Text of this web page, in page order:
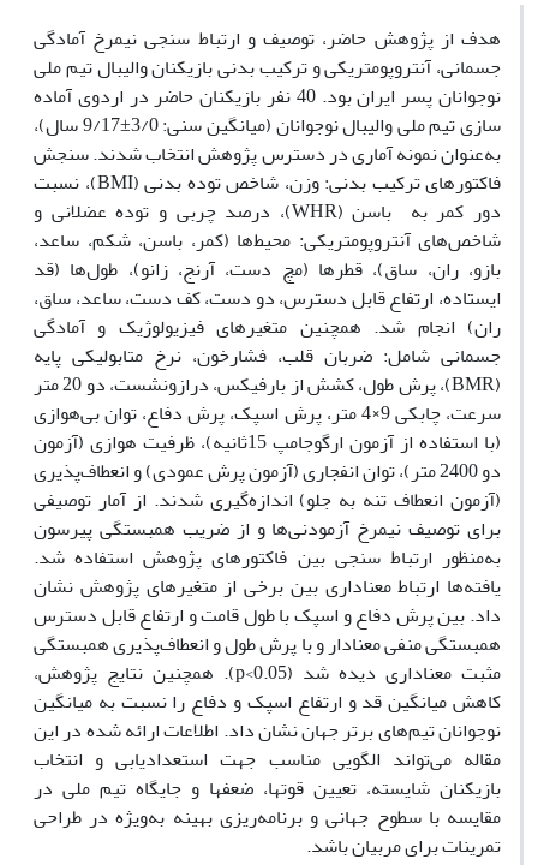
هدف از پژوهش حاضر، توصیف و ارتباط سنجی نیمرخ آمادگی
جسمانی، آنتروپومتریکی و ترکیب بدنی بازیکنان والیبال تیم ملی
نوجوانان پسر ایران بود. 40 نفر بازیکنان حاضر در اردوی آماده
سازی تیم ملی والیبال نوجوانان (میانگین سنی: 3/0±9/17 سال)،
به‌عنوان نمونه آماری در دسترس پژوهش انتخاب شدند. سنجش
فاکتورهای ترکیب بدنی: وزن، شاخص توده بدنی (BMI)، نسبت
دور کمر به باسن (WHR)، درصد چربی و توده عضلانی و
شاخص‌های آنتروپومتریکی: محیط‌ها (کمر، باسن، شکم، ساعد،
بازو، ران، ساق)، قطرها (مچ دست، آرنج، زانو)، طول‌ها (قد
ایستاده، ارتفاع قابل دسترس، دو دست، کف دست، ساعد، ساق،
ران) انجام شد. همچنین متغیرهای فیزیولوژیک و آمادگی
جسمانی شامل: ضربان قلب، فشارخون، نرخ متابولیکی پایه
(BMR)، پرش طول، کشش از بارفیکس، درازونشست، دو 20 متر
سرعت، چابکی 9×4 متر، پرش اسپک، پرش دفاع، توان بی‌هوازی
(با استفاده از آزمون ارگوجامپ 15ثانیه)، ظرفیت هوازی (آزمون
دو 2400 متر)، توان انفجاری (آزمون پرش عمودی) و انعطاف‌پذیری
(آزمون انعطاف تنه به جلو) اندازه‌گیری شدند. از آمار توصیفی
برای توصیف نیمرخ آزمودنی‌ها و از ضریب همبستگی پیرسون
به‌منظور ارتباط سنجی بین فاکتورهای پژوهش استفاده شد.
یافته‌ها ارتباط معناداری بین برخی از متغیرهای پژوهش نشان
داد. بین پرش دفاع و اسپک با طول قامت و ارتفاع قابل دسترس
همبستگی منفی معنادار و با پرش طول و انعطاف‌پذیری همبستگی
مثبت معناداری دیده شد (p<0.05). همچنین نتایج پژوهش،
کاهش میانگین قد و ارتفاع اسپک و دفاع را نسبت به میانگین
نوجوانان تیم‌های برتر جهان نشان داد. اطلاعات ارائه شده در این
مقاله می‌تواند الگویی مناسب جهت استعدادیابی و انتخاب
بازیکنان شایسته، تعیین قوت­ها، ضعف­ها و جایگاه تیم ملی در
مقایسه با سطوح جهانی و برنامه‌ریزی بهینه به‌ویژه در طراحی
تمرینات برای مربیان باشد.